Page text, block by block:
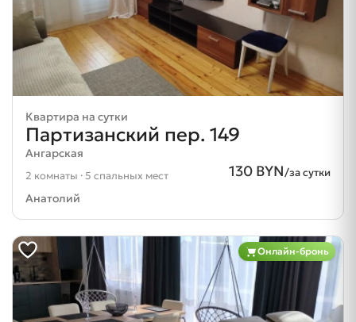
Квартира на сутки
Партизанский пер. 149
Ангарская
130 BYN/за сутки
2 комнаты · 5 спальных мест
Анатолий
Онлайн-бронь